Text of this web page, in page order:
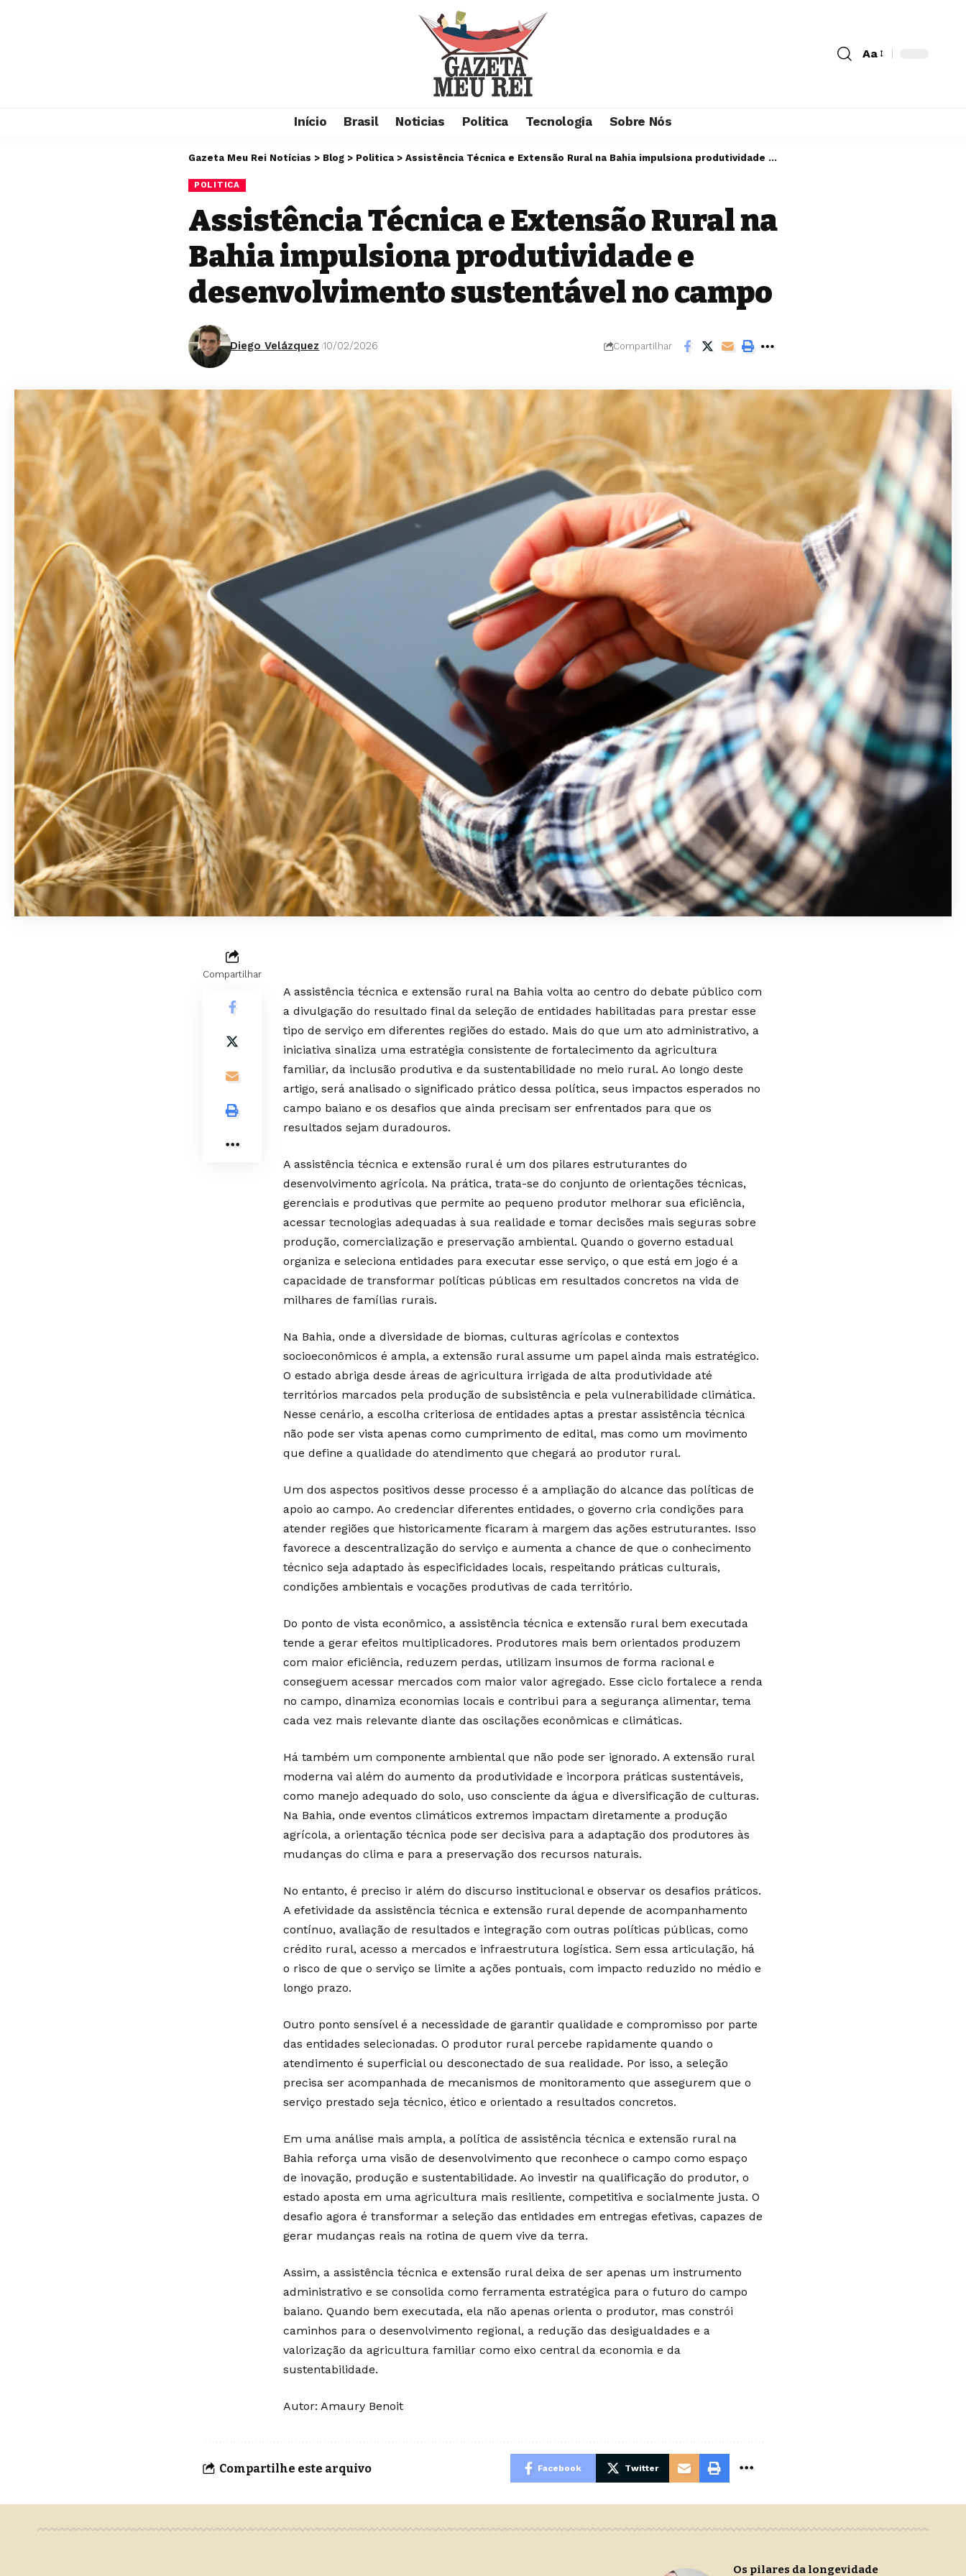
Aa
Início Brasil Noticias Politica Tecnologia Sobre Nós
Gazeta Meu Rei Notícias > Blog > Politica > Assistência Técnica e Extensão Rural na Bahia impulsiona produtividade e desenvolvimento sustentável no campo
POLITICA
Assistência Técnica e Extensão Rural na
Bahia impulsiona produtividade e
desenvolvimento sustentável no campo
Diego Velázquez 10/02/2026 Compartilhar
Compartilhar
A assistência técnica e extensão rural na Bahia volta ao centro do debate público com
a divulgação do resultado final da seleção de entidades habilitadas para prestar esse
tipo de serviço em diferentes regiões do estado. Mais do que um ato administrativo, a
iniciativa sinaliza uma estratégia consistente de fortalecimento da agricultura
familiar, da inclusão produtiva e da sustentabilidade no meio rural. Ao longo deste
artigo, será analisado o significado prático dessa política, seus impactos esperados no
campo baiano e os desafios que ainda precisam ser enfrentados para que os
resultados sejam duradouros.
A assistência técnica e extensão rural é um dos pilares estruturantes do
desenvolvimento agrícola. Na prática, trata-se do conjunto de orientações técnicas,
gerenciais e produtivas que permite ao pequeno produtor melhorar sua eficiência,
acessar tecnologias adequadas à sua realidade e tomar decisões mais seguras sobre
produção, comercialização e preservação ambiental. Quando o governo estadual
organiza e seleciona entidades para executar esse serviço, o que está em jogo é a
capacidade de transformar políticas públicas em resultados concretos na vida de
milhares de famílias rurais.
Na Bahia, onde a diversidade de biomas, culturas agrícolas e contextos
socioeconômicos é ampla, a extensão rural assume um papel ainda mais estratégico.
O estado abriga desde áreas de agricultura irrigada de alta produtividade até
territórios marcados pela produção de subsistência e pela vulnerabilidade climática.
Nesse cenário, a escolha criteriosa de entidades aptas a prestar assistência técnica
não pode ser vista apenas como cumprimento de edital, mas como um movimento
que define a qualidade do atendimento que chegará ao produtor rural.
Um dos aspectos positivos desse processo é a ampliação do alcance das políticas de
apoio ao campo. Ao credenciar diferentes entidades, o governo cria condições para
atender regiões que historicamente ficaram à margem das ações estruturantes. Isso
favorece a descentralização do serviço e aumenta a chance de que o conhecimento
técnico seja adaptado às especificidades locais, respeitando práticas culturais,
condições ambientais e vocações produtivas de cada território.
Do ponto de vista econômico, a assistência técnica e extensão rural bem executada
tende a gerar efeitos multiplicadores. Produtores mais bem orientados produzem
com maior eficiência, reduzem perdas, utilizam insumos de forma racional e
conseguem acessar mercados com maior valor agregado. Esse ciclo fortalece a renda
no campo, dinamiza economias locais e contribui para a segurança alimentar, tema
cada vez mais relevante diante das oscilações econômicas e climáticas.
Há também um componente ambiental que não pode ser ignorado. A extensão rural
moderna vai além do aumento da produtividade e incorpora práticas sustentáveis,
como manejo adequado do solo, uso consciente da água e diversificação de culturas.
Na Bahia, onde eventos climáticos extremos impactam diretamente a produção
agrícola, a orientação técnica pode ser decisiva para a adaptação dos produtores às
mudanças do clima e para a preservação dos recursos naturais.
No entanto, é preciso ir além do discurso institucional e observar os desafios práticos.
A efetividade da assistência técnica e extensão rural depende de acompanhamento
contínuo, avaliação de resultados e integração com outras políticas públicas, como
crédito rural, acesso a mercados e infraestrutura logística. Sem essa articulação, há
o risco de que o serviço se limite a ações pontuais, com impacto reduzido no médio e
longo prazo.
Outro ponto sensível é a necessidade de garantir qualidade e compromisso por parte
das entidades selecionadas. O produtor rural percebe rapidamente quando o
atendimento é superficial ou desconectado de sua realidade. Por isso, a seleção
precisa ser acompanhada de mecanismos de monitoramento que assegurem que o
serviço prestado seja técnico, ético e orientado a resultados concretos.
Em uma análise mais ampla, a política de assistência técnica e extensão rural na
Bahia reforça uma visão de desenvolvimento que reconhece o campo como espaço
de inovação, produção e sustentabilidade. Ao investir na qualificação do produtor, o
estado aposta em uma agricultura mais resiliente, competitiva e socialmente justa. O
desafio agora é transformar a seleção das entidades em entregas efetivas, capazes de
gerar mudanças reais na rotina de quem vive da terra.
Assim, a assistência técnica e extensão rural deixa de ser apenas um instrumento
administrativo e se consolida como ferramenta estratégica para o futuro do campo
baiano. Quando bem executada, ela não apenas orienta o produtor, mas constrói
caminhos para o desenvolvimento regional, a redução das desigualdades e a
valorização da agricultura familiar como eixo central da economia e da
sustentabilidade.
Autor: Amaury Benoit
Compartilhe este arquivo Facebook Twitter
Os pilares da longevidade